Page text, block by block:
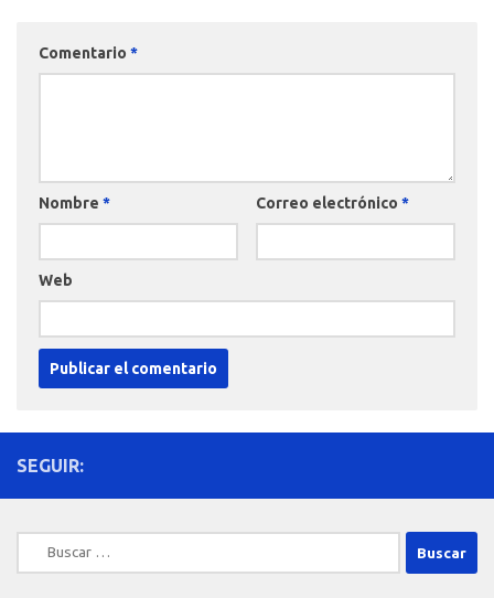
Comentario *
Nombre * Correo electrónico *
Web
SEGUIR:
Buscar: